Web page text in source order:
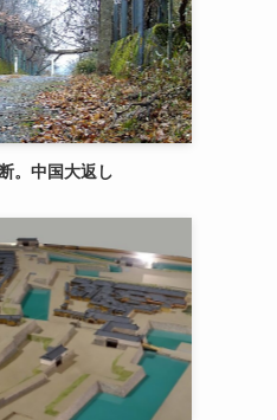
。中国大返し